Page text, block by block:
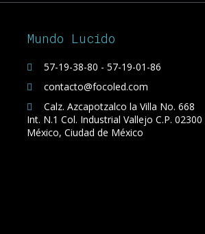
Mundo Lucido
57-19-38-80 - 57-19-01-86
contacto@focoled.com
Calz. Azcapotzalco la Villa No. 668
Int. N.1 Col. Industrial Vallejo C.P. 02300
México, Ciudad de México